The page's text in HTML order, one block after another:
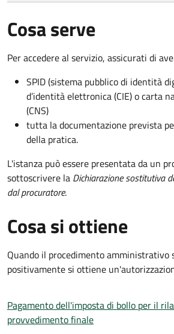
Cosa serve
Per accedere al servizio, assicurati di
SPID (sistema pubblico di identità
d’identità elettronica (CIE) o carta
(CNS)
tutta la documentazione prevista
della pratica.
L'istanza può essere presentata da un
sottoscrivere la Dichiarazione sostitutiva
dal procuratore.
Cosa si ottiene
Quando il procedimento amministrativo
positivamente si ottiene
Pagamento dell'imposta di bollo per il
provvedimento finale